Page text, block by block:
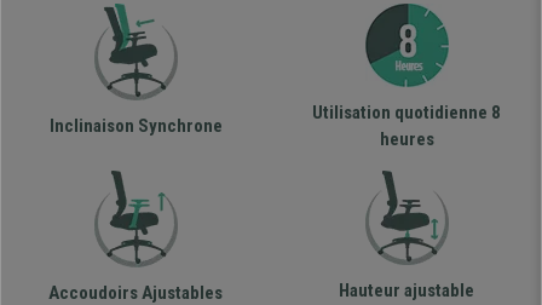
Inclinaison Synchrone
Utilisation quotidienne 8
heures
Accoudoirs Ajustables Hauteur ajustable